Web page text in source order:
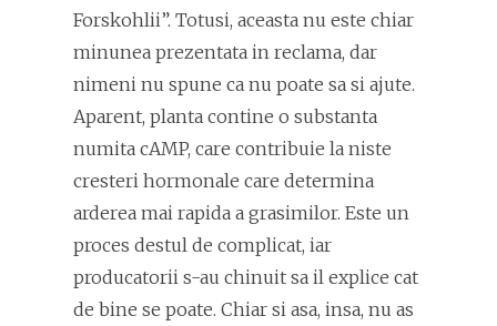
Forskohlii”. Totusi, aceasta nu este chiar
minunea prezentata in reclama, dar
nimeni nu spune ca nu poate sa si ajute.
Aparent, planta contine o substanta
numita cAMP, care contribuie la niste
cresteri hormonale care determina
arderea mai rapida a grasimilor. Este un
proces destul de complicat, iar
producatorii s-au chinuit sa il explice cat
de bine se poate. Chiar si asa, insa, nu as